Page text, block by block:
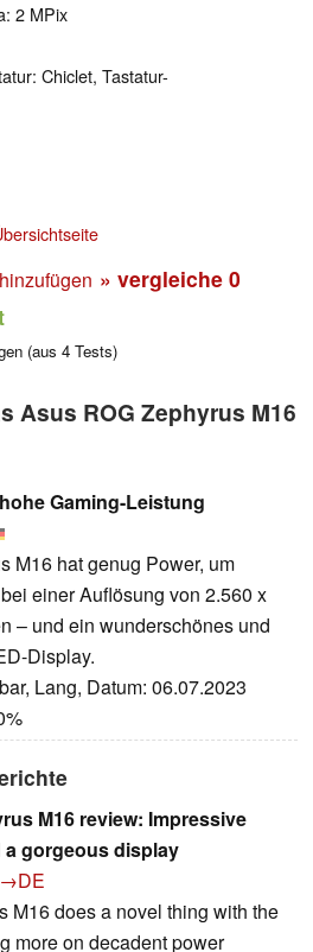
2 MPix
Chiclet, Tastatur-
» vergleiche 0
(aus 4 Tests)
Asus ROG Zephyrus M16
Gaming-Leistung
M16 hat genug Power, um
einer Auflösung von 2.560 x
– und ein wunderschönes und
Display.
Lang, Datum: 06.07.2023
M16 review: Impressive
gorgeous display
M16 does a novel thing with the
more on decadent power